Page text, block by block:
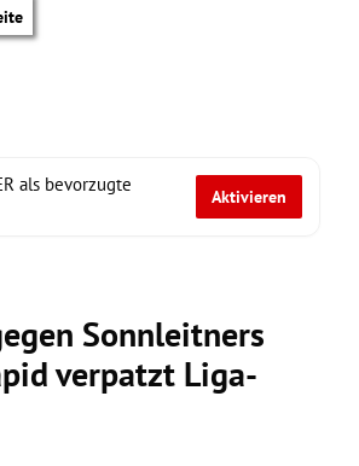
als bevorzugte
Aktivieren
Sonnleitners
verpatzt Liga-